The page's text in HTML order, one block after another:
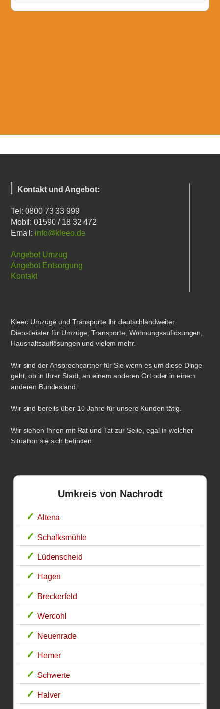
Kontakt und Angebot:
Tel: 0800 73 33 999
Mobil: 01590 / 18 32 472
Email: info@kleeo.de
Angebot Umzug
Angebot Entsorgung
Kontakt
Kleeo Umzüge und Transporte Ihr deutschlandweiter
Dienstleister für Umzüge, Transporte, Wohnungsauflösungen,
Haushaltsauflösungen und vielem mehr.
Wir sind der Ansprechpartner für Sie wenn es um diese Dinge
geht, ob in Ihrer Stadt, an einem anderen Ort oder in einem
anderen Bundesland.
Wir sind bereits über 10 Jahre für unsere Kunden tätig.
Wir stehen Ihnen mit Rat und Tat zur Seite, egal in welcher
Situation sie sich befinden.
Umkreis von Nachrodt
Altena
Schalksmühle
Lüdenscheid
Hagen
Breckerfeld
Werdohl
Neuenrade
Hemer
Schwerte
Halver